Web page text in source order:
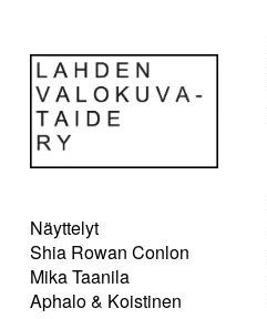
Näyttelyt
Shia Rowan Conlon
Mika Taanila
Aphalo & Koistinen